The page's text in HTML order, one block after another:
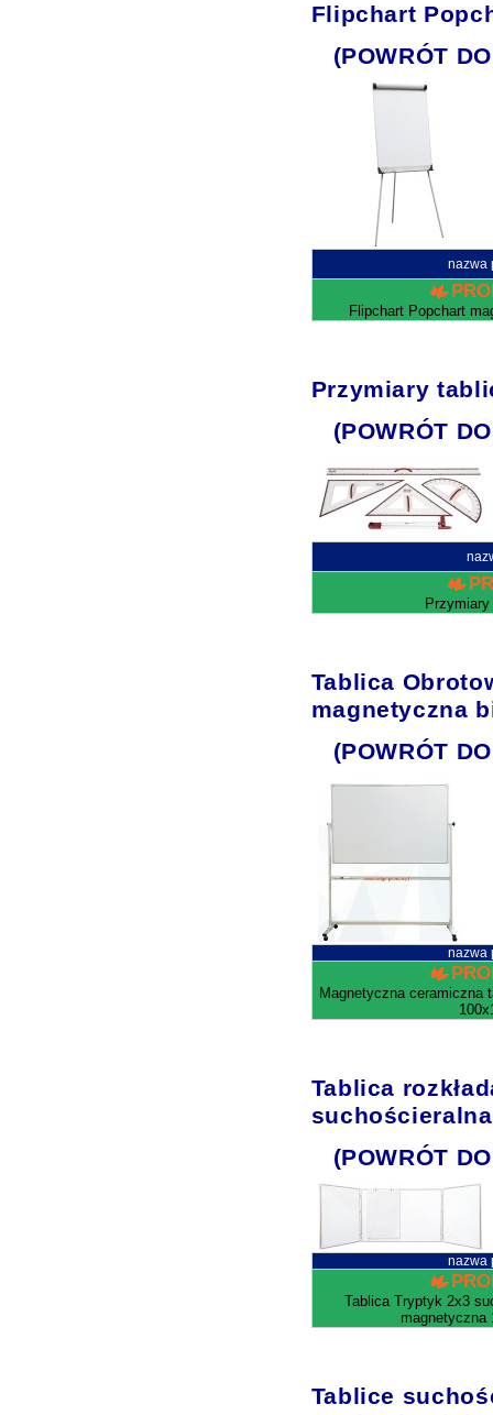
Flipchart
(POWRÓT
nazwa
Flipchart Popchart
Przymiary
(POWRÓT
Tablica
magnetyczna
(POWRÓT
nazwa
Magnetyczna ceramiczna
Tablica
(POWRÓT
nazwa
Tablica Tryptyk 2x3
magnetyczna
Tablice